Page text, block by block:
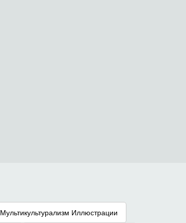
Мультикультурализм Иллюстрации